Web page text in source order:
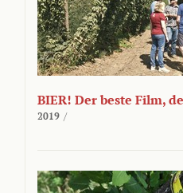
BIER! Der beste Film,
2019 /